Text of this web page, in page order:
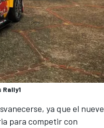
ya que el nueve
para competir con